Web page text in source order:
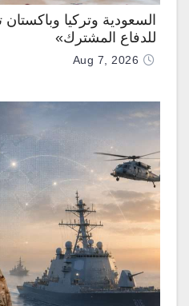
السعودية وتركيا
للدفاع المشترك»
Aug 7, 2026